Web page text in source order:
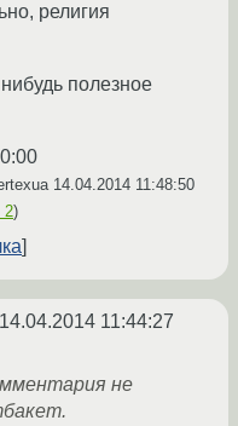
религия
полезное
14.04.2014 11:48:50
2)
14.04.2014 11:44:27
не